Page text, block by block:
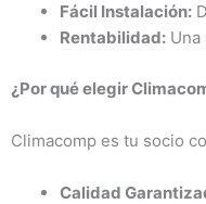
Fácil Instalación:
Rentabilidad:
¿Por qué elegir
Climacomp es tu socio
Calidad